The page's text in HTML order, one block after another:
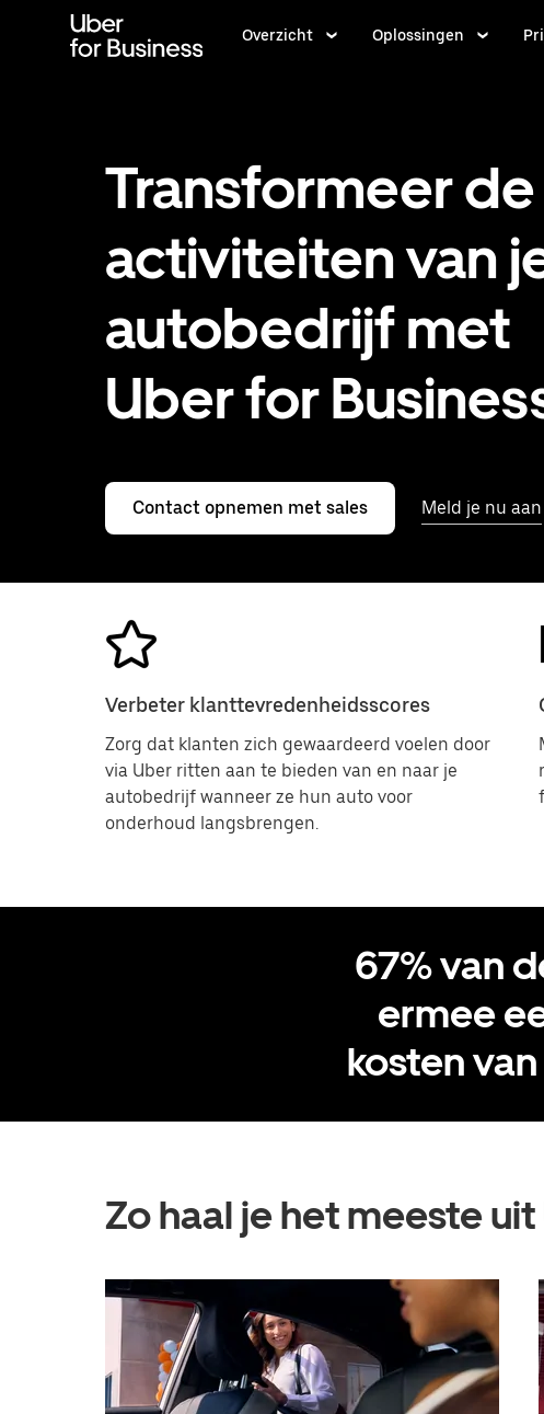
hoofdinhoud
Overzicht Oplossingen
Transformeer de
activiteiten van
autobedrijf met
Uber for
Contact opnemen met sales Meld je nu aan
Verbeter klanttevredenheidsscores
Zorg dat klanten zich gewaardeerd voelen door
via Uber ritten aan te bieden van en naar je
autobedrijf wanneer ze hun auto voor
onderhoud langsbrengen.
67% van
ermee
kosten
Zo haal je het meeste